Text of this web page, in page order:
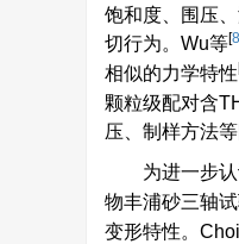
饱和度、围压
切行为。Wu等[8
相似的力学特性
颗粒级配对含
压、制样方法
为进一步
物丰浦砂三轴
变形特性。